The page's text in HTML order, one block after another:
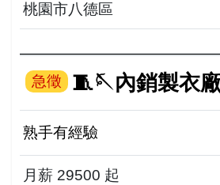
桃園市八德區
急徵 🧵🪡內銷製衣
熟手有經驗
月薪 29500 起